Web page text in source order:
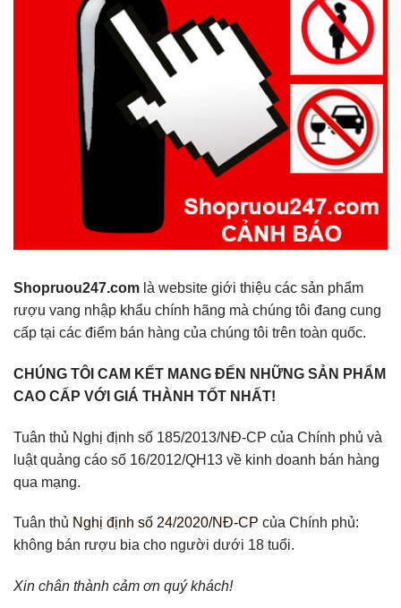
Shopruou247.com là website giới thiệu các sản phẩm
rượu vang nhập khẩu chính hãng mà chúng tôi đang cung
cấp tại các điểm bán hàng của chúng tôi trên toàn quốc.
CHÚNG TÔI CAM KẾT MANG ĐẾN NHỮNG SẢN PHẨM
CAO CẤP VỚI GIÁ THÀNH TỐT NHẤT!
Tuân thủ Nghị định số 185/2013/NĐ-CP của Chính phủ và
luật quảng cáo số 16/2012/QH13 về kinh doanh bán hàng
qua mạng.
Tuân thủ Nghị định số 24/2020/NĐ-CP của Chính phủ:
không bán rượu bia cho người dưới 18 tuổi.
Xin chân thành cảm ơn quý khách!